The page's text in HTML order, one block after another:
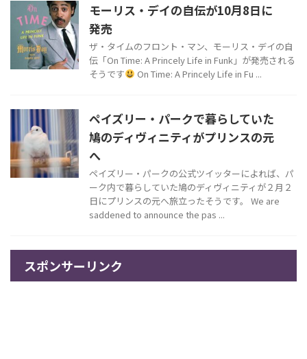
モーリス・デイの自伝が10月8日に
発売
ザ・タイムのフロント・マン、モーリス・デイの自
伝「On Time: A Princely Life in Funk」が発売される
そうです
On Time: A Princely Life in Fu ...
ペイズリー・パークで暮らしていた
鳩のディヴィニティがプリンスの元
へ
ペイズリー・パークの公式ツイッターによれば、パ
ーク内で暮らしていた鳩のディヴィニティが２月２
日にプリンスの元へ旅立ったそうです。 We are
saddened to announce the pas ...
スポンサーリンク